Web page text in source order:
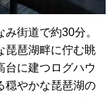
街道で約30分。
琵琶湖畔に佇む眺
台に建つログハウ
穏やかな琵琶湖の